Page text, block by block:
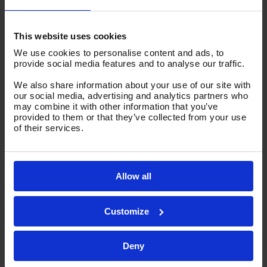
This website uses cookies
We use cookies to personalise content and ads, to
provide social media features and to analyse our traffic.
We also share information about your use of our site with
our social media, advertising and analytics partners who
may combine it with other information that you’ve
provided to them or that they’ve collected from your use
of their services.
Allow all
Customize
Deny
17 FEBRUARI, 2016 IN BEURS, NIEUWS
tijdens de TechniShow